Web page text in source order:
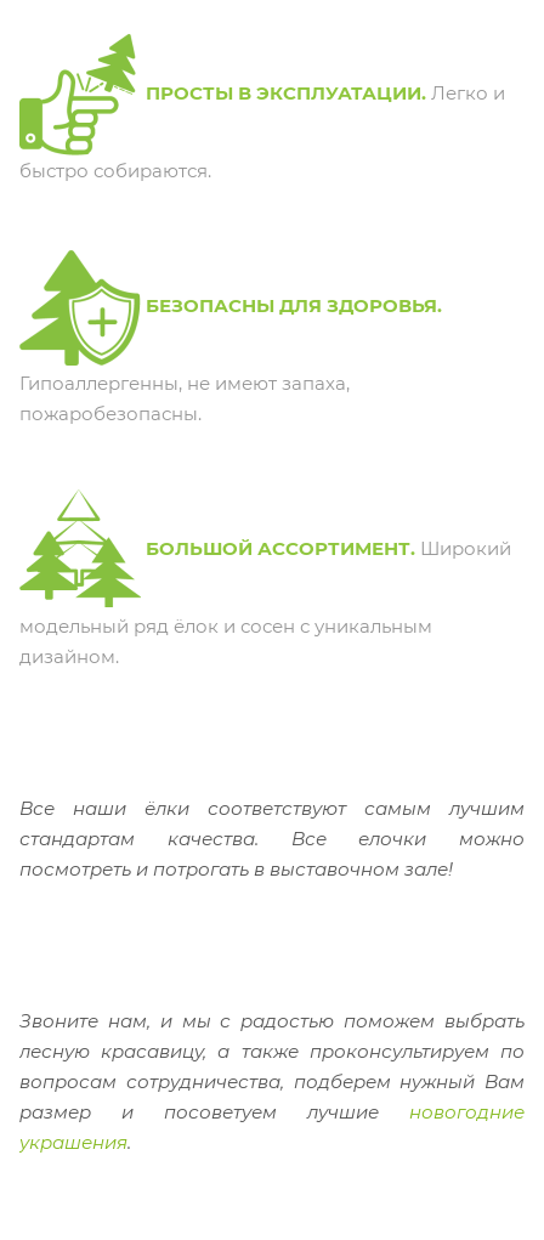
ПРОСТЫ В ЭКСПЛУАТАЦИИ. Легко и
быстро собираются.
БЕЗОПАСНЫ ДЛЯ ЗДОРОВЬЯ.
Гипоаллергенны, не имеют запаха,
пожаробезопасны.
БОЛЬШОЙ АССОРТИМЕНТ. Широкий
модельный ряд ёлок и сосен с уникальным
дизайном.
Все наши ёлки соответствуют самым лучшим
стандартам качества. Все елочки можно
посмотреть и потрогать в выставочном зале!
Звоните нам, и мы с радостью поможем выбрать
лесную красавицу, а также проконсультируем по
вопросам сотрудничества, подберем нужный Вам
размер и посоветуем лучшие новогодние
украшения.